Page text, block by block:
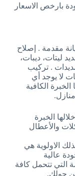
بارخص الاسعار
مقدمة . إصلاح
ليتات، ديبات،
. تركيب
لا يوجد أي
الكافية
الخبرة
والأعطال
الاولوية هي
عالية
التي تتحمل كافة
حولك.